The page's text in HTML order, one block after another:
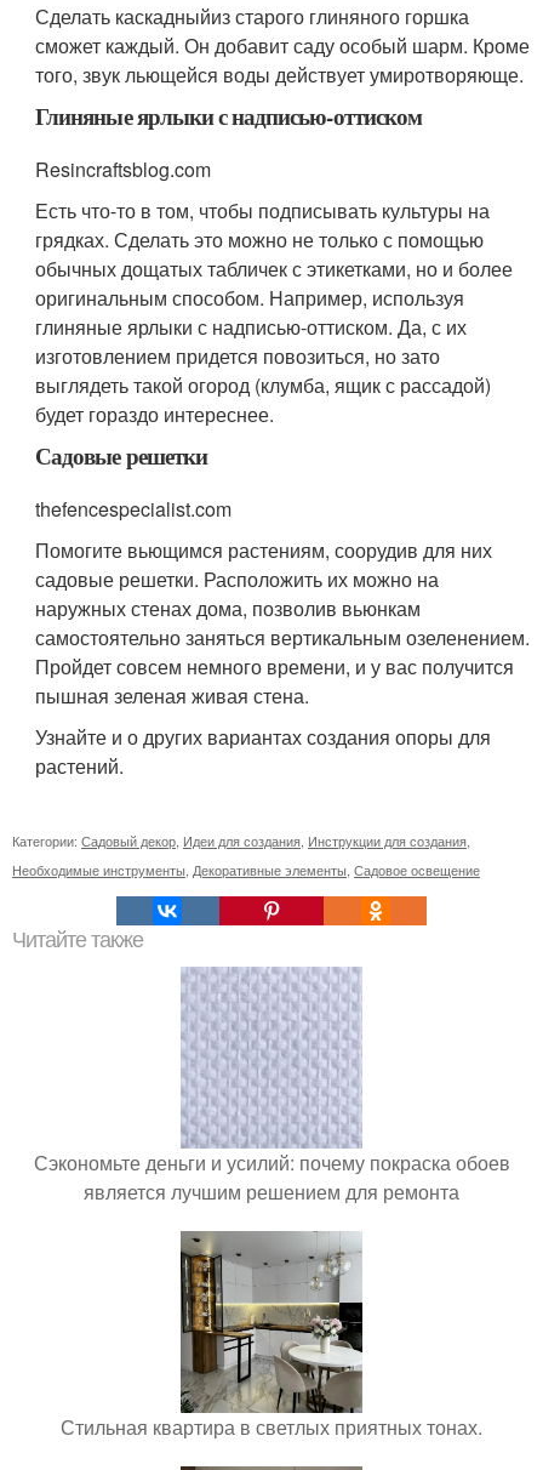
Сделать каскадныйиз старого глиняного горшка
сможет каждый. Он добавит саду особый шарм. Кроме
того, звук льющейся воды действует умиротворяюще.
Глиняные ярлыки с надписью-оттиском
Resincraftsblog.com
Есть что-то в том, чтобы подписывать культуры на
грядках. Сделать это можно не только с помощью
обычных дощатых табличек с этикетками, но и более
оригинальным способом. Например, используя
глиняные ярлыки с надписью-оттиском. Да, с их
изготовлением придется повозиться, но зато
выглядеть такой огород (клумба, ящик с рассадой)
будет гораздо интереснее.
Садовые решетки
thefencespecialist.com
Помогите вьющимся растениям, соорудив для них
садовые решетки. Расположить их можно на
наружных стенах дома, позволив вьюнкам
самостоятельно заняться вертикальным озеленением.
Пройдет совсем немного времени, и у вас получится
пышная зеленая живая стена.
Узнайте и о других вариантах создания опоры для
растений.
Категории: Садовый декор Идеи для создания Инструкции для создания
Необходимые инструменты Декоративные элементы Садовое освещение
Читайте также
Сэкономьте деньги и усилий: почему покраска обоев
является лучшим решением для ремонта
Стильная квартира в светлых приятных тонах.